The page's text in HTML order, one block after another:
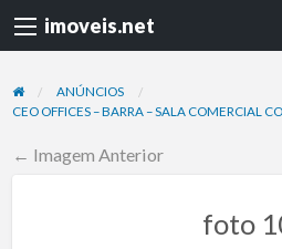
imoveis.net
ANÚNCIOS
CEO OFFICES – BARRA – SALA COMERCIAL
← Imagem Anterior
foto